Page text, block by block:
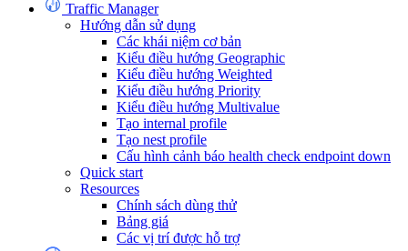
Traffic Manager
Hướng dẫn sử dụng
Các khái niệm cơ bản
Kiểu điều hướng Geographic
Kiểu điều hướng Weighted
Kiểu điều hướng Priority
Kiểu điều hướng Multivalue
Tạo internal profile
Tạo nest profile
Cấu hình cảnh báo health check endpoint down
Quick start
Resources
Chính sách dùng thử
Bảng giá
Các vị trí được hỗ trợ